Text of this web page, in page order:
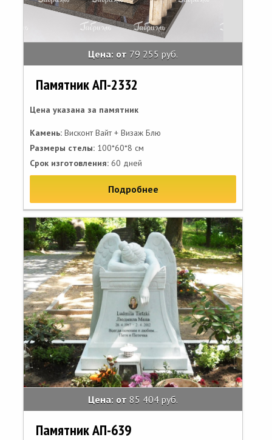
Цена: от 79 255 руб.
Памятник АП-2332
Цена указана за памятник
Камень: Висконт Вайт + Визаж Блю
Размеры стелы: 100*60*8 см
Срок изготовления: 60 дней
Подробнее
Цена: от 85 404 руб.
Памятник АП-639